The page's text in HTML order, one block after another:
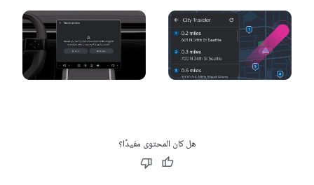
هل كان المحتوى مفيدًا؟